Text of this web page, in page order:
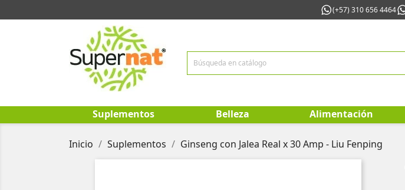
(+57) 310 656 4464
Suplementos Belleza Alimentación
Inicio Suplementos Ginseng con Jalea Real x 30 Amp - Liu Fenping